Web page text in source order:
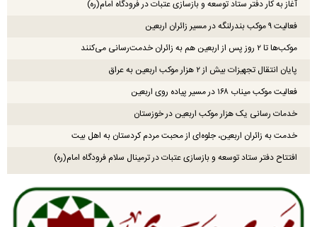
آغاز به کار دفتر ستاد توسعه و بازسازی عتبات در فرودگاه امام(ره)
فعالیت ۹ موکب بندرلنگه در مسیر زائران اربعین
موکب‌ها تا ۲ روز پس از اربعین هم به زائران خدمت‌رسانی می‌کنند
پایان انتقال تجهیزات بیش از ۲ هزار موکب اربعین به عراق
فعالیت موکب میناب ۱۶۸ در مسیر پیاده روی اربعین
خدمات رسانی یک هزار موکب اربعین در خوزستان
خدمت به زائران اربعین، جلوه‌ای از محبت مردم کردستان به اهل بیت
افتتاح دفتر ستاد توسعه و بازسازی عتبات در ترمینال سلام فرودگاه امام(ره)